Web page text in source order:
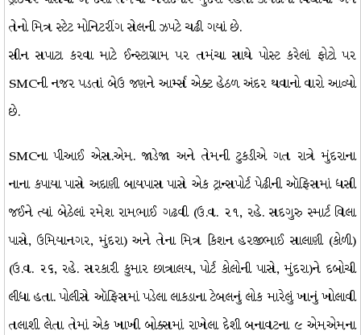
તેનો મિત્ર સ્ટેટ મોનિટરીંગ સેલની ઝપટે ચઢી ગયાં છે.
સીન સપાટા કરવા માટે ઈન્સ્ટાગ્રામ પર તમંચા સાથે પોસ્ટ કરેલાં ફોટો પર
SMCની નજર પડતાં બેઉ જણને આર્મ્સ એક્ટ હેઠળ અંદર થવાનો વારો આવ્યો
છે.
SMCના પીઆઈ એસ.એમ. જાડેજા અને તેમની ટુકડીએ ગત રાત્રે મુંદરાના
નાના કપાયા પાસે અદાણી બાયપાસ પાસે એક ટ્રાન્સપોર્ટ પેઢીની ઑફિસમાં ધસી
જઈને ત્યાં બેઠેલાં રમેશ રામભાઈ ગઢવી (ઉ.વ. ૨૧, રહે. સદગુરુ સ્માર્ટ વિલા
પાસે, ઉમિયાનગર, મુંદરા) અને તેના મિત્ર કિશન હરજીભાઈ સાલાણી (કોળી)
(ઉ.વ. ૨૬, રહે. સરકારી કુમાર છાત્રાલય, પોર્ટ કોલોની પાસે, મુંદરા)ને દબોચી
લીધા હતા. પોલીસે ઑફિસમાં પડેલા લાકડાના ટેબલનું લોક મારેલું ખાનું ખોલાવી
તલાશી લેતા તેમાં એક ખાખી બોક્સમાં રાખેલા દેશી બનાવટના ૯ એમએમના